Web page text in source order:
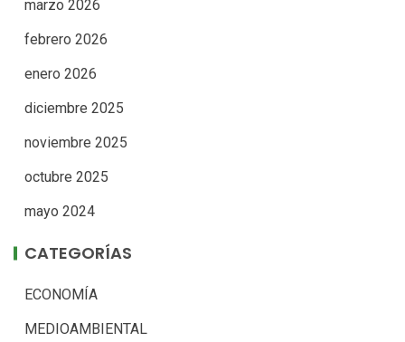
marzo 2026
febrero 2026
enero 2026
diciembre 2025
noviembre 2025
octubre 2025
mayo 2024
CATEGORÍAS
ECONOMÍA
MEDIOAMBIENTAL